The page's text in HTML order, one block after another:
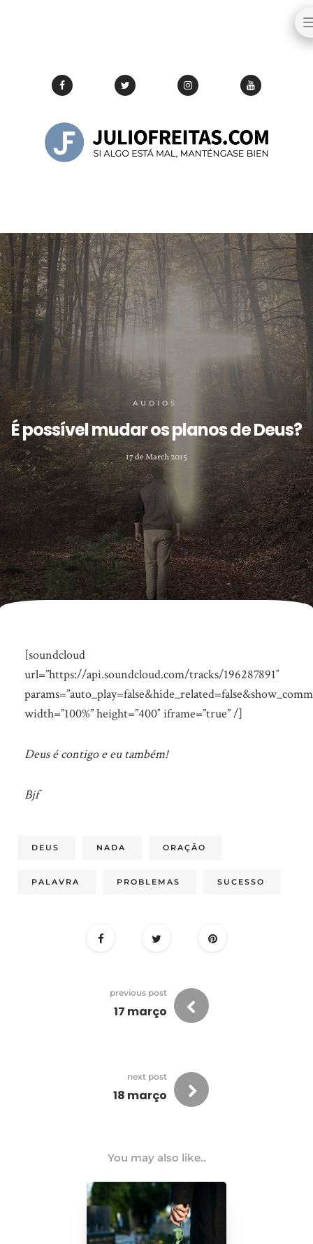
AUDIOS
É possível mudar os planos de Deus?
17 de March 2015
[soundcloud
url=”https://api.soundcloud.com/tracks/196287891″
width=”100%” height=”400″ iframe=”true” /]
Deus é contigo e eu também!
Bjf
DEUS NADA ORAÇÃO
PALAVRA PROBLEMAS SUCESSO
previous post
17 março
next post
18 março
You may also like..